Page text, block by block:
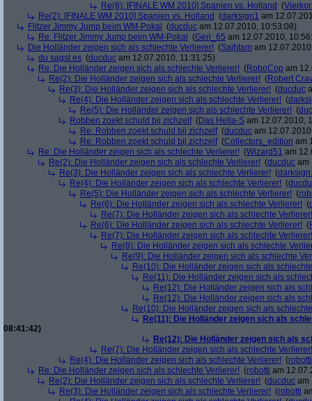
Re(8): [FINALE WM 2010] Spanien vs. Holland (
Re(2): [FINALE WM 2010] Spanien vs. Holland (darksign1 am
Flitzer Jimmy Jump beim WM-Pokal
(ducduc am 12.07.2010, 10:53:08)
Re: Flitzer Jimmy Jump beim WM-Pokal
(Geri_65 am 12.07.2010,
Die Holländer zeigen sich als schlechte Verlierer! (Sajhtam am
du sagst es (ducduc am 12.07.2010, 11:31:25)
Re: Die Holländer zeigen sich als schlechte Verlierer! (RoboCop am
Re(2): Die Holländer zeigen sich als schlechte Verlierer! (Robert
Re(3): Die Holländer zeigen sich als schlechte Verlierer! (ducduc
Re(4): Die Holländer zeigen sich als schlechte Verlierer! (
Re(5): Die Holländer zeigen sich als schlechte Verlierer! (
Robben zoekt schuld bij zichzelf(Das Hella-S am 12.07.2010,
Re: Robben zoekt schuld bij zichzelf(ducduc am
Re: Robben zoekt schuld bij zichzelf(Collectors_edition am
Re: Die Holländer zeigen sich als schlechte Verlierer! (Wizard51 am
Re(2): Die Holländer zeigen sich als schlechte Verlierer! (ducduc am
Re(3): Die Holländer zeigen sich als schlechte Verlierer! (
Re(4): Die Holländer zeigen sich als schlechte Verlierer! (
Re(5): Die Holländer zeigen sich als schlechte Verlierer! (
Re(6): Die Holländer zeigen sich als schlechte Verlierer! (
Re(7): Die Holländer zeigen sich als schlechte Verlierer!
Re(6): Die Holländer zeigen sich als schlechte Verlierer! (
Re(7): Die Holländer zeigen sich als schlechte Verlierer!
Re(8): Die Holländer zeigen sich als schlechte
Re(9): Die Holländer zeigen sich als schlechte
Re(10): Die Holländer zeigen sich als
Re(11): Die Holländer zeigen sich als
Re(12): Die Holländer zeigen sich als
Re(12): Die Holländer zeigen sich als
Re(10): Die Holländer zeigen sich als
Re(11): Die Holländer zeigen sich als
08:41:42)
Re(12): Die Holländer zeigen sich als
Re(7): Die Holländer zeigen sich als schlechte Verlierer!
Re(4): Die Holländer zeigen sich als schlechte Verlierer! (robotti
Re: Die Holländer zeigen sich als schlechte Verlierer! (robotti am
Re(2): Die Holländer zeigen sich als schlechte Verlierer! (ducduc am
Re(3): Die Holländer zeigen sich als schlechte Verlierer! (robotti